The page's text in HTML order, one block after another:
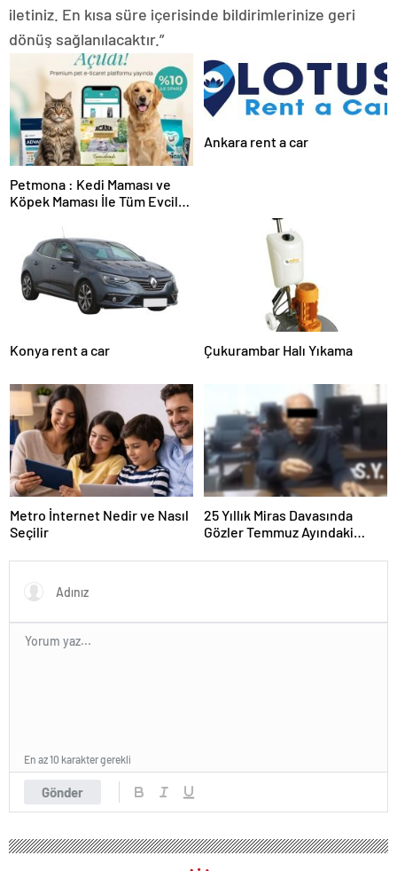
iletiniz. En kısa süre içerisinde bildirimlerinize geri
dönüş sağlanılacaktır.”
Petmona : Kedi Maması ve
Köpek Maması İle Tüm Evcil
Ankara rent a car
Konya rent a car Çukurambar Halı Yıkama
Metro İnternet Nedir ve Nasıl
Seçilir
25 Yıllık Miras Davasında
Gözler Temmuz Ayındaki
Gönder
En az 10 karakter gerekli